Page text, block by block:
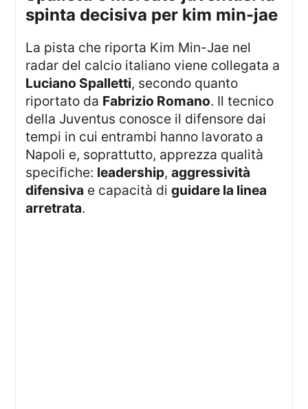
spinta decisiva per kim min-jae
La pista che riporta Kim Min-Jae nel
radar del calcio italiano viene collegata a
Luciano Spalletti, secondo quanto
riportato da Fabrizio Romano. Il tecnico
della Juventus conosce il difensore dai
tempi in cui entrambi hanno lavorato a
Napoli e, soprattutto, apprezza qualità
specifiche: leadership,aggressività
difensiva e capacità diguidare la linea
arretrata.